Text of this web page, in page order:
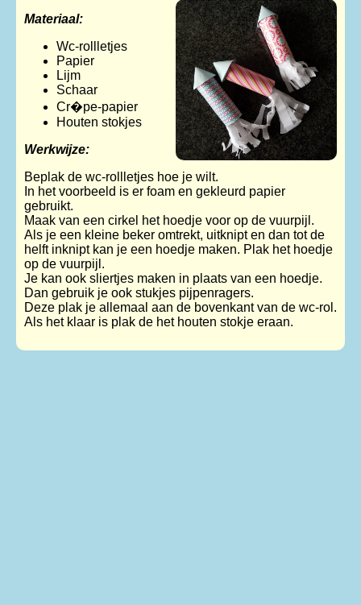
Materiaal:
Wc-rollletjes
Papier
Lijm
Schaar
Cr�pe-papier
Houten stokjes
Werkwijze:
Beplak de wc-rollletjes hoe je wilt.
In het voorbeeld is er foam en gekleurd papier
gebruikt.
Maak van een cirkel het hoedje voor op de vuurpijl.
Als je een kleine beker omtrekt, uitknipt en dan tot de
helft inknipt kan je een hoedje maken. Plak het hoedje
op de vuurpijl.
Je kan ook sliertjes maken in plaats van een hoedje.
Dan gebruik je ook stukjes pijpenragers.
Deze plak je allemaal aan de bovenkant van de wc-rol.
Als het klaar is plak de het houten stokje eraan.